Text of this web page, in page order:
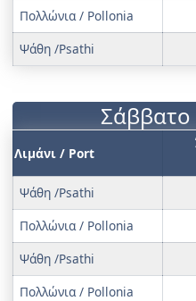
Πολλώνια / Pollonia
Ψάθη /Psathi
Λιμάνι / Port
Ψάθη /Psathi
Πολλώνια / Pollonia
Ψάθη /Psathi
Πολλώνια / Pollonia